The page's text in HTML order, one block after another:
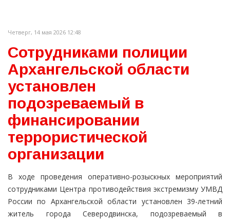
Четверг, 14 мая 2026 12:48
Сотрудниками полиции
Архангельской области
установлен
подозреваемый в
финансировании
террористической
организации
В ходе проведения оперативно-розыскных мероприятий
сотрудниками Центра противодействия экстремизму УМВД
России по Архангельской области установлен 39-летний
житель города Северодвинска, подозреваемый в